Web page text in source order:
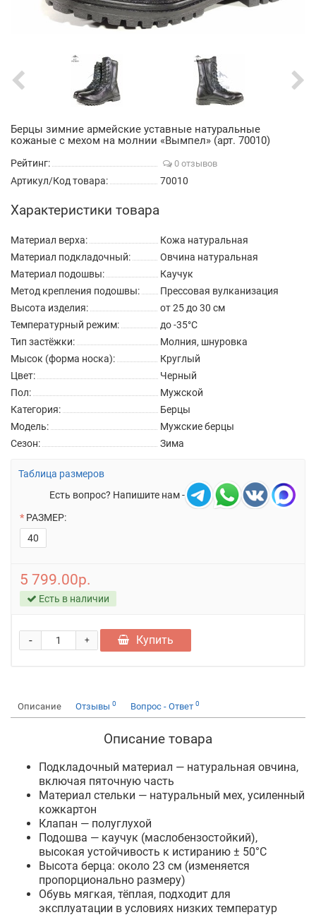
Берцы зимние армейские уставные натуральные
кожаные с мехом на молнии «Вымпел» (арт. 70010)
Рейтинг: 0 отзывов
Артикул/Код товара: 70010
Характеристики товара
Материал верха:
Кожа натуральная
Материал подкладочный:
Овчина натуральная
Материал подошвы:
Каучук
Метод крепления подошвы:
Прессовая вулканизация
Высота изделия:
от 25 до 30 см
Температурный режим:
до -35°C
Тип застёжки:
Молния, шнуровка
Мысок (форма носка):
Круглый
Цвет:
Черный
Пол:
Мужской
Категория:
Берцы
Модель:
Мужские берцы
Сезон:
Зима
Таблица размеров
Есть вопрос? Напишите нам -
РАЗМЕР:
40
5 799.00р.
Есть в наличии
+
- Купить
Описание Отзывы 0 Вопрос - Ответ 0
Описание товара
Подкладочный материал — натуральная овчина,
включая пяточную часть
Материал стельки — натуральный мех, усиленный
кожкартон
Клапан — полуглухой
Подошва — каучук (маслобензостойкий),
высокая устойчивость к истиранию ± 50°C
Высота берца: около 23 см (изменяется
пропорционально размеру)
Обувь мягкая, тёплая, подходит для
эксплуатации в условиях низких температур